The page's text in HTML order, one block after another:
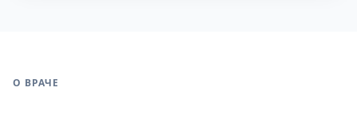
О ВРАЧЕ